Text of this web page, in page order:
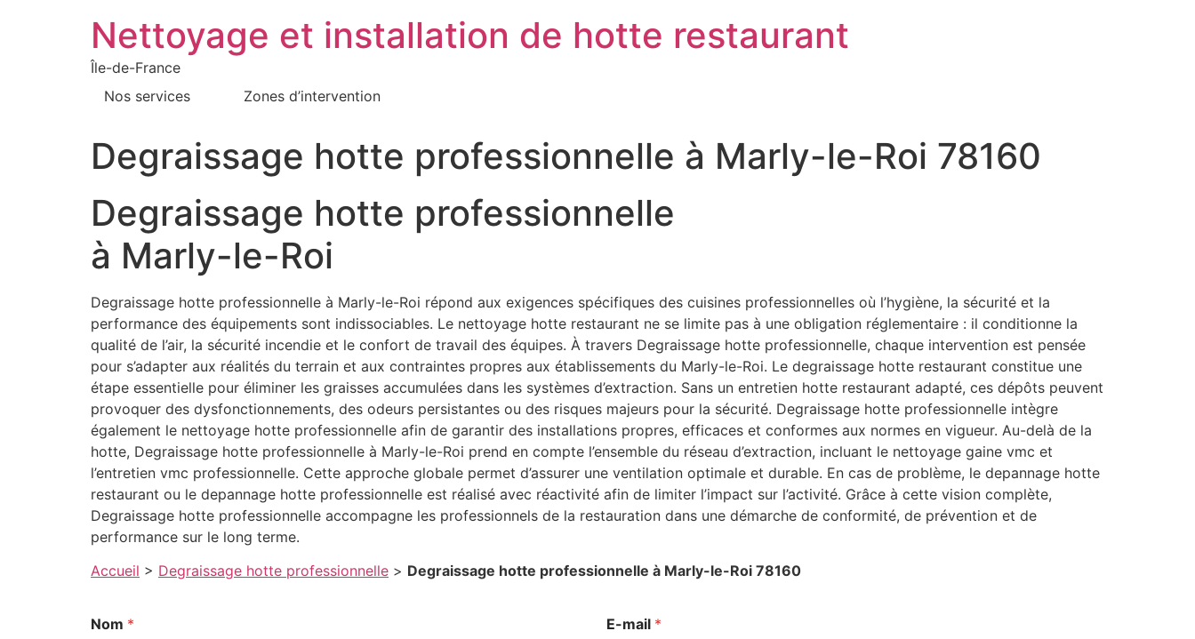
Nettoyage et installation de hotte restaurant
Île-de-France
Nos services
Zones d’intervention
Degraissage hotte professionnelle à Marly-le-Roi 78160
Degraissage hotte professionnelle
à Marly-le-Roi
Degraissage hotte professionnelle à Marly-le-Roi répond aux exigences spécifiques des cuisines professionnelles où l’hygiène, la sécurité et la
performance des équipements sont indissociables. Le nettoyage hotte restaurant ne se limite pas à une obligation réglementaire : il conditionne la
qualité de l’air, la sécurité incendie et le confort de travail des équipes. À travers Degraissage hotte professionnelle, chaque intervention est pensée
pour s’adapter aux réalités du terrain et aux contraintes propres aux établissements du Marly-le-Roi. Le degraissage hotte restaurant constitue une
étape essentielle pour éliminer les graisses accumulées dans les systèmes d’extraction. Sans un entretien hotte restaurant adapté, ces dépôts peuvent
provoquer des dysfonctionnements, des odeurs persistantes ou des risques majeurs pour la sécurité. Degraissage hotte professionnelle intègre
également le nettoyage hotte professionnelle afin de garantir des installations propres, efficaces et conformes aux normes en vigueur. Au-delà de la
hotte, Degraissage hotte professionnelle à Marly-le-Roi prend en compte l’ensemble du réseau d’extraction, incluant le nettoyage gaine vmc et
l’entretien vmc professionnelle. Cette approche globale permet d’assurer une ventilation optimale et durable. En cas de problème, le depannage hotte
restaurant ou le depannage hotte professionnelle est réalisé avec réactivité afin de limiter l’impact sur l’activité. Grâce à cette vision complète,
Degraissage hotte professionnelle accompagne les professionnels de la restauration dans une démarche de conformité, de prévention et de
performance sur le long terme.
Accueil > Degraissage hotte professionnelle > Degraissage hotte professionnelle à Marly-le-Roi 78160
Nom * E-mail *